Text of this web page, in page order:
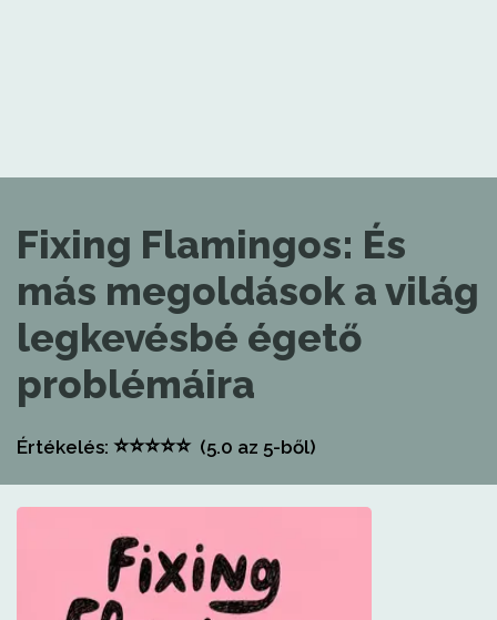
Fixing Flamingos: És
más megoldások a világ
legkevésbé égető
problémáira
Értékelés: ⭐⭐⭐⭐⭐(5.0 az 5-ből)